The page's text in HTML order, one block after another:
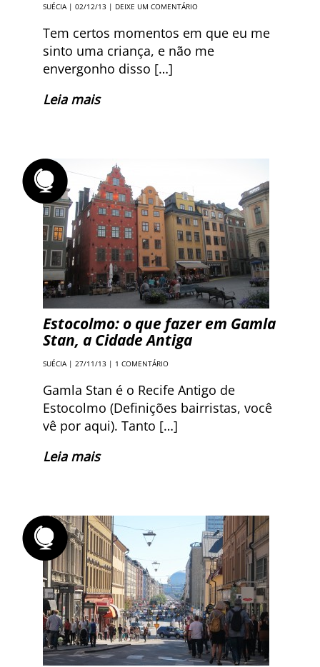
SUÉCIA | 02/12/13 | DEIXE UM COMENTÁRIO
Tem certos momentos em que eu me
sinto uma criança, e não me
envergonho disso […]
Leia mais
Estocolmo: o que fazer em Gamla
Stan, a Cidade Antiga
SUÉCIA | 27/11/13 | 1 COMENTÁRIO
Gamla Stan é o Recife Antigo de
Estocolmo (Definições bairristas, você
vê por aqui). Tanto […]
Leia mais